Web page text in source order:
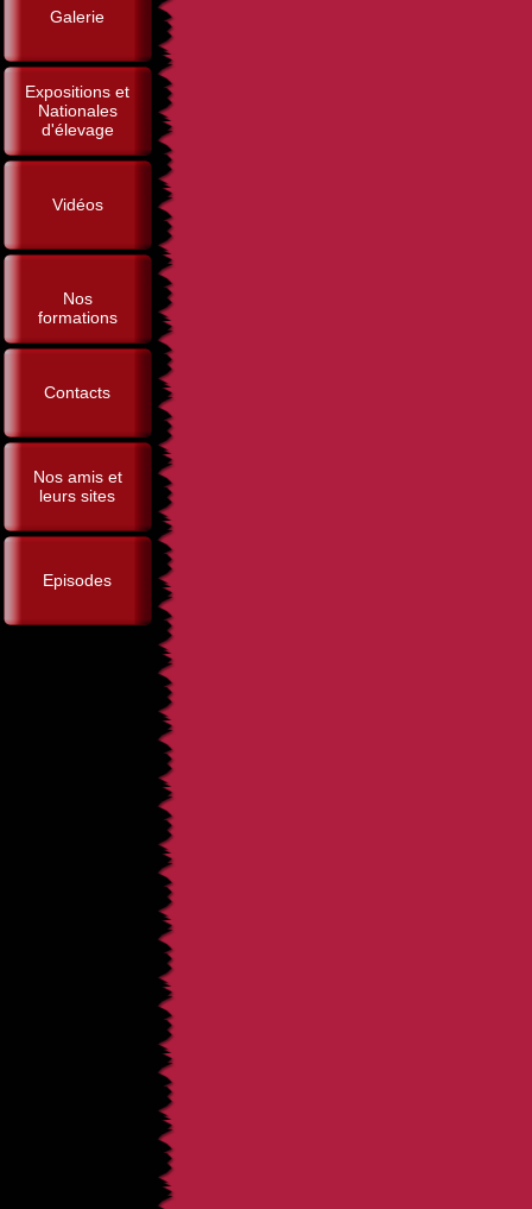
Galerie
Expositions et
Nationales
d'élevage
Vidéos
Nos
formations
Contacts
Nos amis et
leurs sites
Episodes